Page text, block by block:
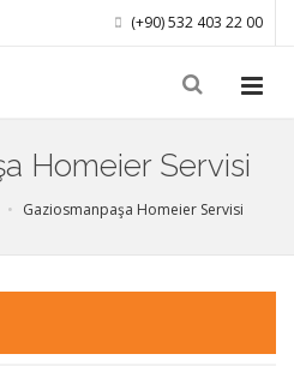
(+90) 532 403 22 00
Homeier Servisi
Gaziosmanpaşa Homeier Servisi